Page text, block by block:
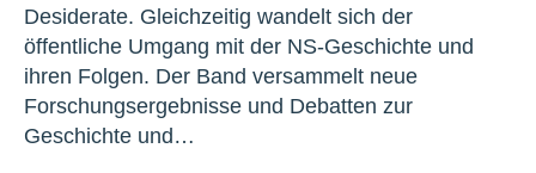
Desiderate. Gleichzeitig wandelt sich der
öffentliche Umgang mit der NS-Geschichte und
ihren Folgen. Der Band versammelt neue
Forschungsergebnisse und Debatten zur
Geschichte und…